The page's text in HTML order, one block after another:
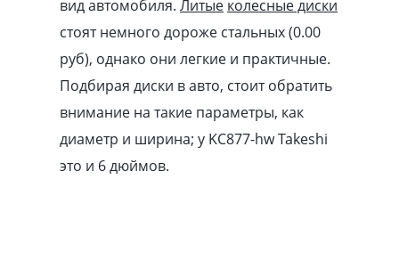
вид автомобиля. Литые колесные диски
стоят немного дороже стальных (0.00
pуб), однако они легкие и практичные.
Подбирая диски в авто, стоит обратить
внимание на такие параметры, как
диаметр и ширина; у KC877-hw Takeshi
это и 6 дюймов.